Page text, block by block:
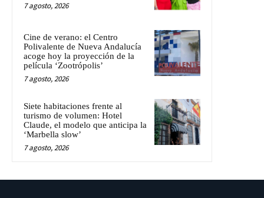
7 agosto, 2026
Cine de verano: el Centro
Polivalente de Nueva Andalucía
acoge hoy la proyección de la
película ‘Zootrópolis’
7 agosto, 2026
Siete habitaciones frente al
turismo de volumen: Hotel
Claude, el modelo que anticipa la
‘Marbella slow’
7 agosto, 2026